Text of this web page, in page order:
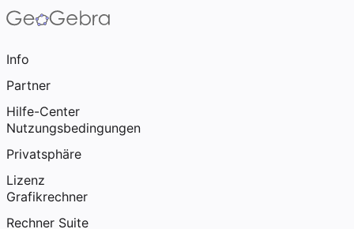
Info
Partner
Hilfe-Center
Nutzungsbedingungen
Privatsphäre
Lizenz
Grafikrechner
Rechner Suite